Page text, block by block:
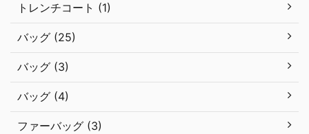
トレンチコート (1)
バッグ (25)
バッグ (3)
バッグ (4)
ファーバッグ (3)